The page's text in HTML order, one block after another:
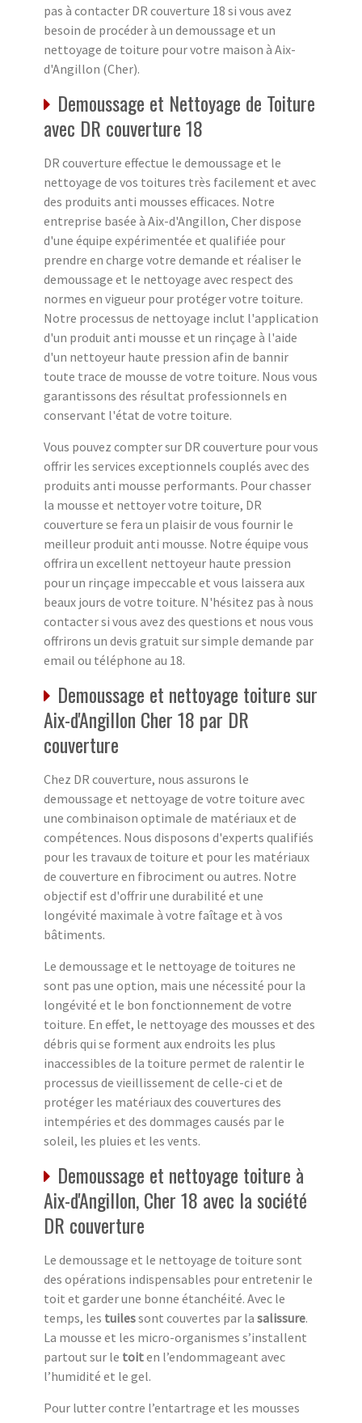
pas à contacter DR couverture 18 si vous avez
besoin de procéder à un demoussage et un
nettoyage de toiture pour votre maison à Aix-
d'Angillon (Cher).
Demoussage et Nettoyage de Toiture
avec DR couverture 18
DR couverture effectue le demoussage et le
nettoyage de vos toitures très facilement et avec
des produits anti mousses efficaces. Notre
entreprise basée à Aix-d'Angillon, Cher dispose
d'une équipe expérimentée et qualifiée pour
prendre en charge votre demande et réaliser le
demoussage et le nettoyage avec respect des
normes en vigueur pour protéger votre toiture.
Notre processus de nettoyage inclut l'application
d'un produit anti mousse et un rinçage à l'aide
d'un nettoyeur haute pression afin de bannir
toute trace de mousse de votre toiture. Nous vous
garantissons des résultat professionnels en
conservant l'état de votre toiture.
Vous pouvez compter sur DR couverture pour vous
offrir les services exceptionnels couplés avec des
produits anti mousse performants. Pour chasser
la mousse et nettoyer votre toiture, DR
couverture se fera un plaisir de vous fournir le
meilleur produit anti mousse. Notre équipe vous
offrira un excellent nettoyeur haute pression
pour un rinçage impeccable et vous laissera aux
beaux jours de votre toiture. N'hésitez pas à nous
contacter si vous avez des questions et nous vous
offrirons un devis gratuit sur simple demande par
email ou téléphone au 18.
Demoussage et nettoyage toiture sur
Aix-d'Angillon Cher 18 par DR
couverture
Chez DR couverture, nous assurons le
demoussage et nettoyage de votre toiture avec
une combinaison optimale de matériaux et de
compétences. Nous disposons d'experts qualifiés
pour les travaux de toiture et pour les matériaux
de couverture en fibrociment ou autres. Notre
objectif est d'offrir une durabilité et une
longévité maximale à votre faîtage et à vos
bâtiments.
Le demoussage et le nettoyage de toitures ne
sont pas une option, mais une nécessité pour la
longévité et le bon fonctionnement de votre
toiture. En effet, le nettoyage des mousses et des
débris qui se forment aux endroits les plus
inaccessibles de la toiture permet de ralentir le
processus de vieillissement de celle-ci et de
protéger les matériaux des couvertures des
intempéries et des dommages causés par le
soleil, les pluies et les vents.
Demoussage et nettoyage toiture à
Aix-d'Angillon, Cher 18 avec la société
DR couverture
Le demoussage et le nettoyage de toiture sont
des opérations indispensables pour entretenir le
toit et garder une bonne étanchéité. Avec le
temps, les tuilessont couvertes par la salissure.
La mousse et les micro-organismes s’installent
partout sur le toiten l’endommageant avec
l’humidité et le gel.
Pour lutter contre l’entartrage et les mousses